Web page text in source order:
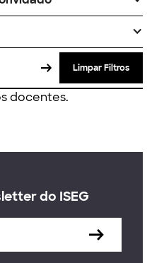
Limpar Filtros
docentes.
do ISEG